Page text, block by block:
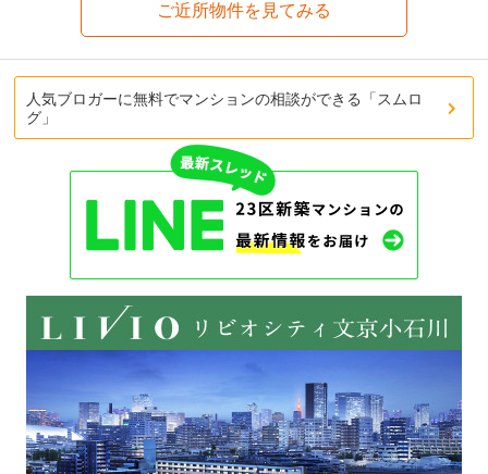
ご近所物件を見てみる
人気ブロガーに無料でマンションの相談ができる「スムロ
グ」